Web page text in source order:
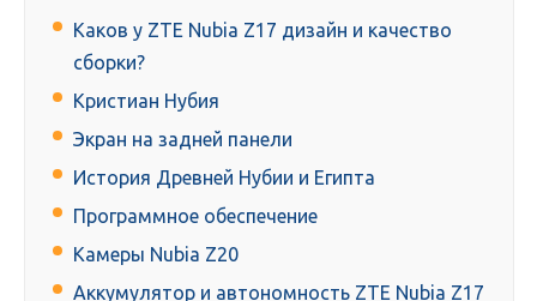
Каков у ZTE Nubia Z17 дизайн и качество
сборки?
Кристиан Нубия
Экран на задней панели
История Древней Нубии и Египта
Программное обеспечение
Камеры Nubia Z20
Аккумулятор и автономность ZTE Nubia Z17